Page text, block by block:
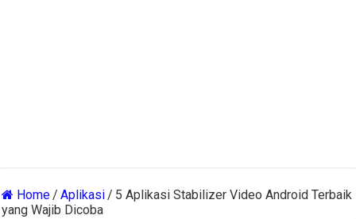
Home/ Aplikasi/ 5 Aplikasi Stabilizer Video Android Terbaik
yang Wajib Dicoba